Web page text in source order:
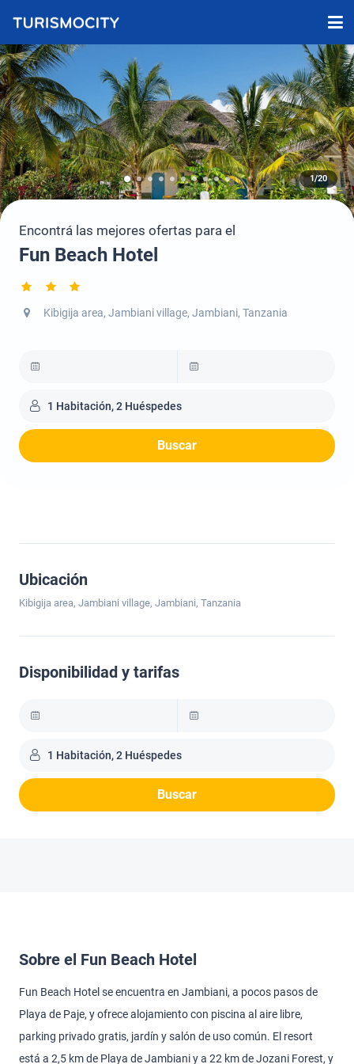
1/20
Encontrá las mejores ofertas para el
Fun Beach Hotel
Kibigija area, Jambiani village, Jambiani, Tanzania
1 Habitación, 2 Huéspedes
Buscar
Ubicación
Kibigija area, Jambiani village, Jambiani, Tanzania
Disponibilidad y tarifas
1 Habitación, 2 Huéspedes
Buscar
Sobre el Fun Beach Hotel
Fun Beach Hotel se encuentra en Jambiani, a pocos pasos de
Playa de Paje, y ofrece alojamiento con piscina al aire libre,
parking privado gratis, jardín y salón de uso común. El resort
está a 2,5 km de Playa de Jambiani y a 22 km de Jozani Forest, y